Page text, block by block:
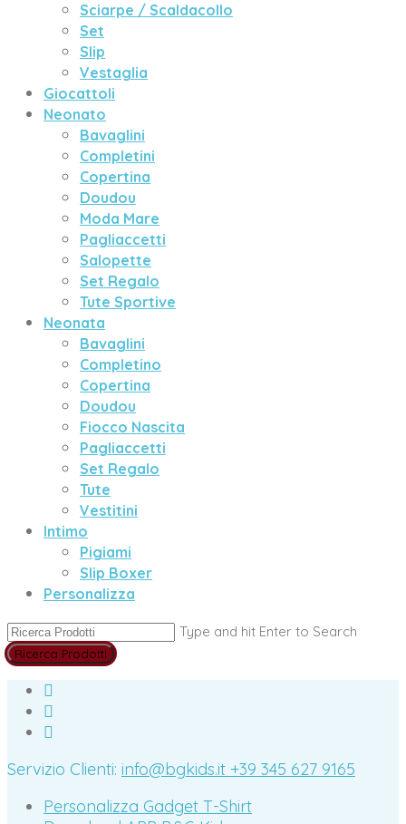
Sciarpe / Scaldacollo
Set
Slip
Vestaglia
Giocattoli
Neonato
Bavaglini
Completini
Copertina
Doudou
Moda Mare
Pagliaccetti
Salopette
Set Regalo
Tute Sportive
Neonata
Bavaglini
Completino
Copertina
Doudou
Fiocco Nascita
Pagliaccetti
Set Regalo
Tute
Vestitini
Intimo
Pigiami
Slip Boxer
Personalizza
Type and hit Enter to Search
Servizio Clienti: info@bgkids.it +39 345 627 9165
Personalizza Gadget T-Shirt